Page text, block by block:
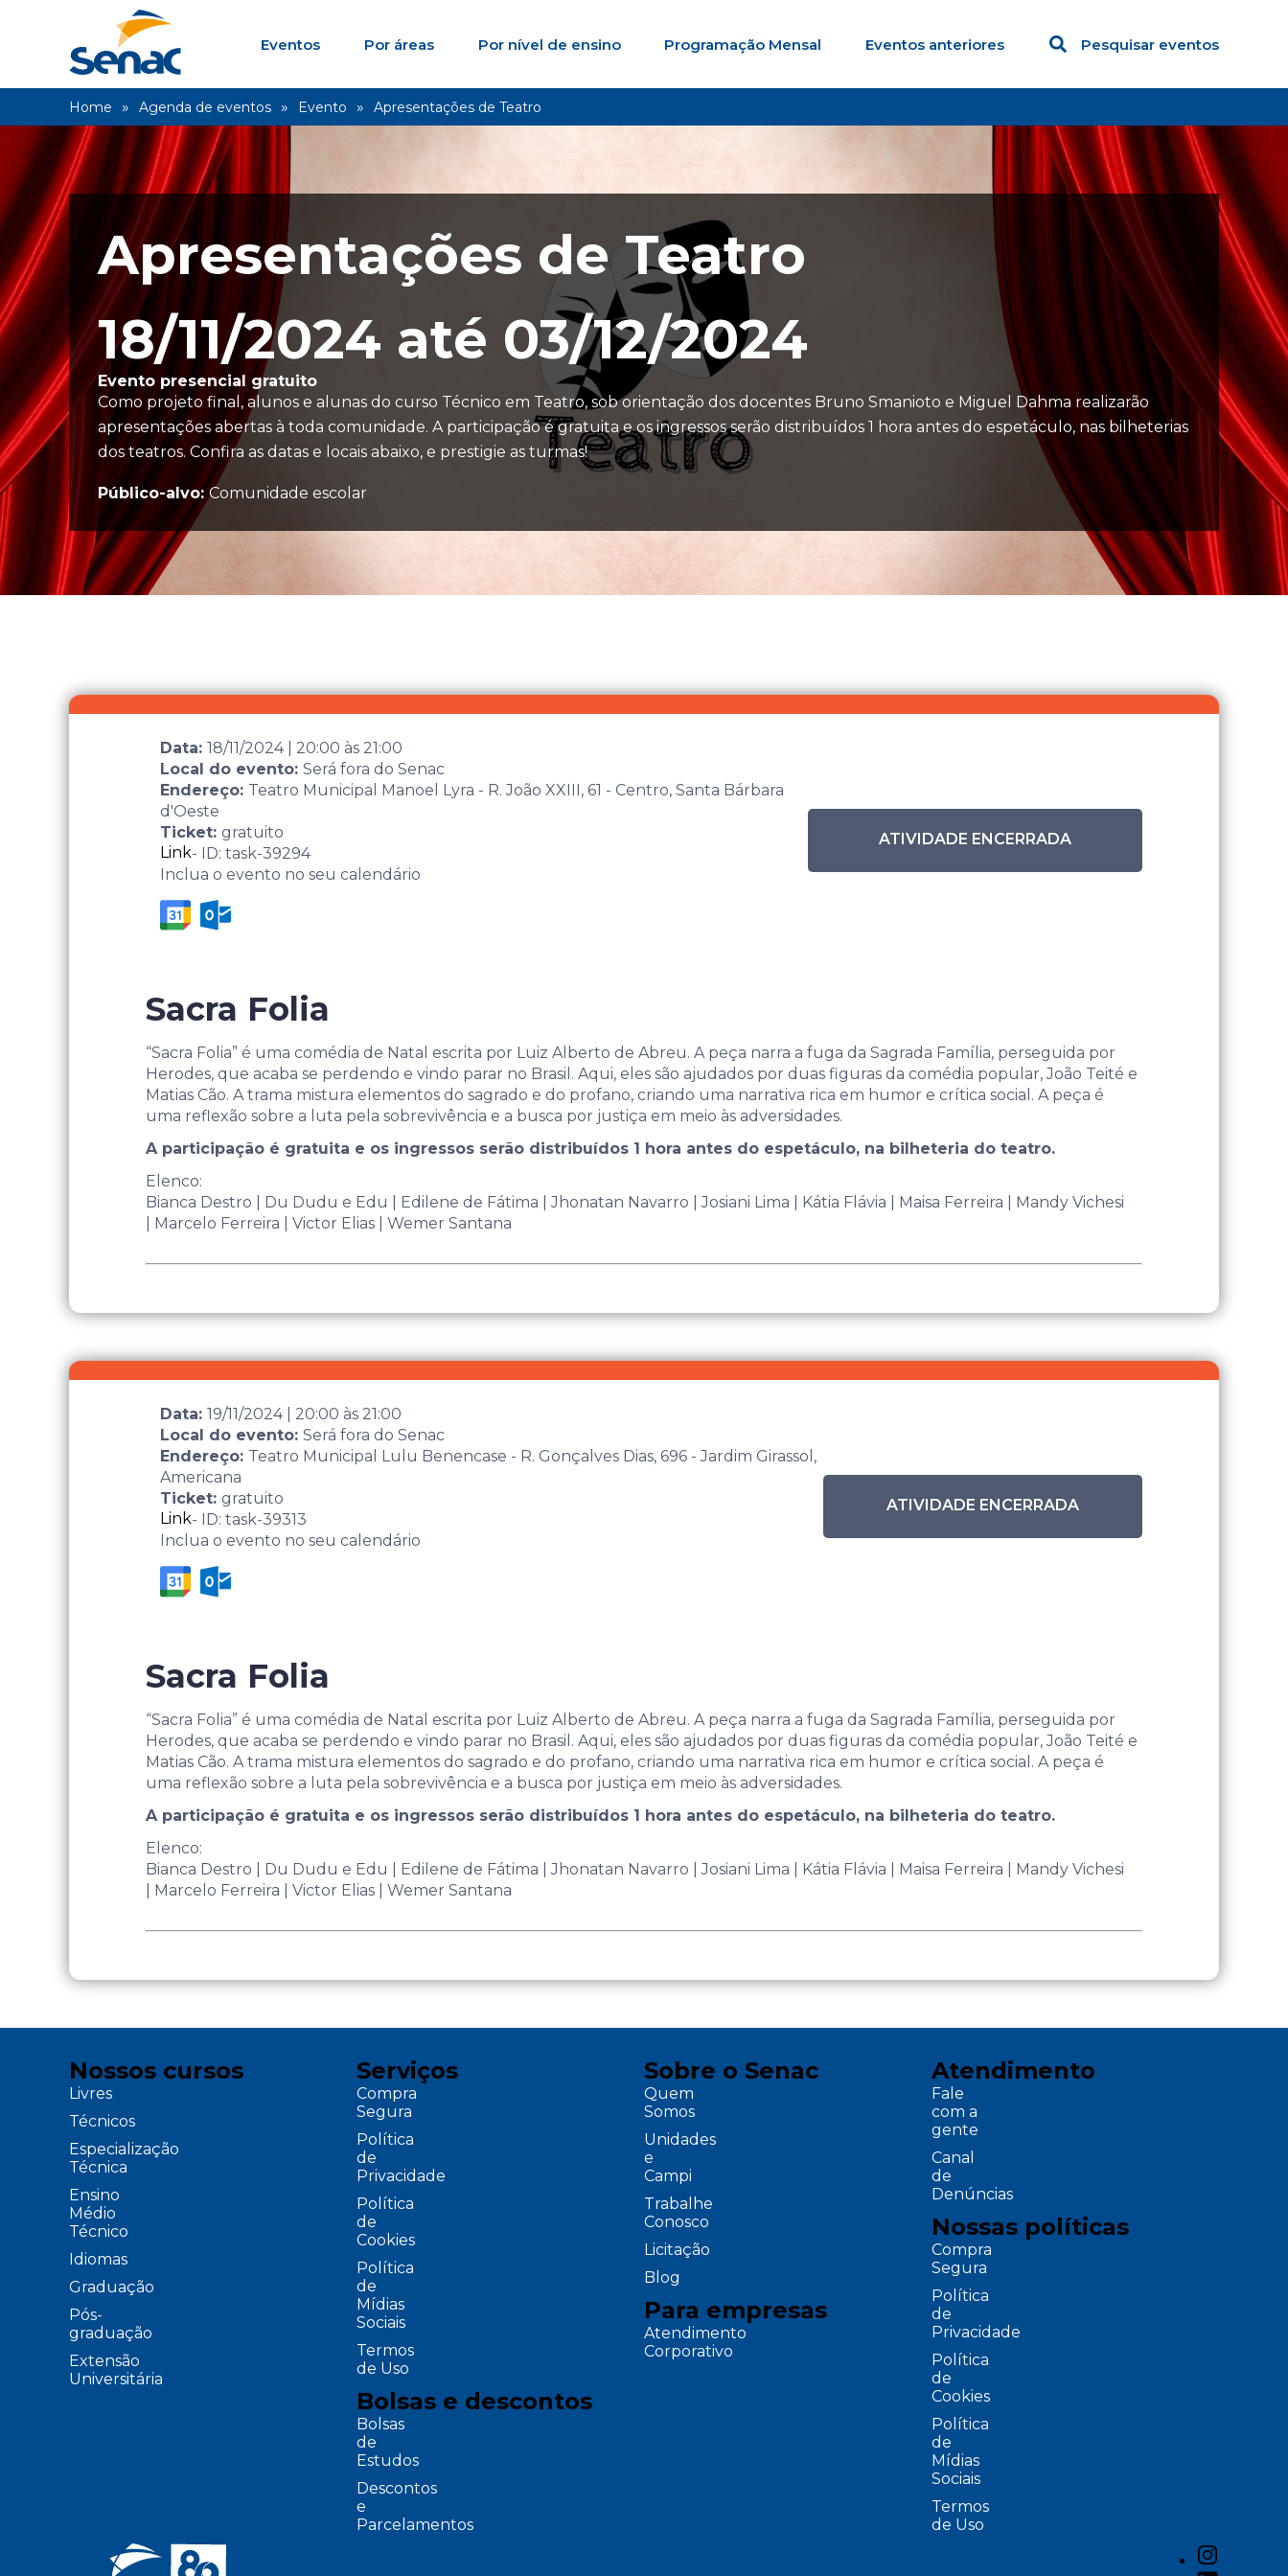
Eventos Por áreas Por nível de ensino Programação Mensal Eventos anteriores Pesquisar eventos
Home Agenda de eventos Evento Apresentações de Teatro
Apresentações de Teatro
18/11/2024 até 03/12/2024
Evento presencial gratuito
Como projeto final, alunos e alunas do curso Técnico em Teatro, sob orientação dos docentes Bruno Smanioto e Miguel Dahma realizarão
apresentações abertas à toda comunidade. A participação é gratuita e os ingressos serão distribuídos 1 hora antes do espetáculo, nas bilheterias
dos teatros. Confira as datas e locais abaixo, e prestigie as turmas!
Público-alvo:Comunidade escolar
Data: 18/11/2024| 20:00 às 21:00
Local do evento: Será fora do Senac
Endereço: Teatro Municipal Manoel Lyra - R. João XXIII, 61 - Centro, Santa Bárbara
d'Oeste
Ticket: gratuito
Link- ID: task-39294
Inclua o evento no seu calendário
ATIVIDADE ENCERRADA
Sacra Folia
“Sacra Folia” é uma comédia de Natal escrita por Luiz Alberto de Abreu. A peça narra a fuga da Sagrada Família, perseguida por
Herodes, que acaba se perdendo e vindo parar no Brasil. Aqui, eles são ajudados por duas figuras da comédia popular, João Teité e
Matias Cão. A trama mistura elementos do sagrado e do profano, criando uma narrativa rica em humor e crítica social. A peça é
uma reflexão sobre a luta pela sobrevivência e a busca por justiça em meio às adversidades.
A participação é gratuita e os ingressos serão distribuídos 1 hora antes do espetáculo, na bilheteria do teatro.
Elenco:
Bianca Destro | Du Dudu e Edu | Edilene de Fátima | Jhonatan Navarro | Josiani Lima | Kátia Flávia | Maisa Ferreira | Mandy Vichesi
| Marcelo Ferreira | Victor Elias | Wemer Santana
Data: 19/11/2024| 20:00 às 21:00
Local do evento: Será fora do Senac
Endereço: Teatro Municipal Lulu Benencase - R. Gonçalves Dias, 696 - Jardim Girassol,
Americana
Ticket: gratuito
Link- ID: task-39313
Inclua o evento no seu calendário
ATIVIDADE ENCERRADA
Sacra Folia
“Sacra Folia” é uma comédia de Natal escrita por Luiz Alberto de Abreu. A peça narra a fuga da Sagrada Família, perseguida por
Herodes, que acaba se perdendo e vindo parar no Brasil. Aqui, eles são ajudados por duas figuras da comédia popular, João Teité e
Matias Cão. A trama mistura elementos do sagrado e do profano, criando uma narrativa rica em humor e crítica social. A peça é
uma reflexão sobre a luta pela sobrevivência e a busca por justiça em meio às adversidades.
A participação é gratuita e os ingressos serão distribuídos 1 hora antes do espetáculo, na bilheteria do teatro.
Elenco:
Bianca Destro | Du Dudu e Edu | Edilene de Fátima | Jhonatan Navarro | Josiani Lima | Kátia Flávia | Maisa Ferreira | Mandy Vichesi
| Marcelo Ferreira | Victor Elias | Wemer Santana
Nossos cursos
Livres
Técnicos
Especialização
Técnica
Ensino
Médio
Técnico
Idiomas
Graduação
Pós-
graduação
Extensão
Universitária
Serviços
Compra
Segura
Política
de
Privacidade
Política
de
Cookies
Política
de
Mídias
Sociais
Termos
de Uso
Bolsas e descontos
Bolsas
de
Estudos
Descontos
e
Parcelamentos
Sobre o Senac
Quem
Somos
Unidades
e
Campi
Trabalhe
Conosco
Licitação
Blog
Para empresas
Atendimento
Corporativo
Atendimento
Fale
com a
gente
Canal
de
Denúncias
Nossas políticas
Compra
Segura
Política
de
Privacidade
Política
de
Cookies
Política
de
Mídias
Sociais
Termos
de Uso